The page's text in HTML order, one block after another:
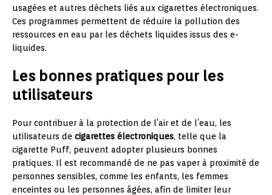
usagées et autres déchets liés aux cigarettes électroniques.
Ces programmes permettent de réduire la pollution des
ressources en eau par les déchets liquides issus des e-
liquides.
Les bonnes pratiques pour les
utilisateurs
Pour contribuer à la protection de l’air et de l’eau, les
utilisateurs de cigarettes électroniques, telle que la
cigarette Puff, peuvent adopter plusieurs bonnes
pratiques. Il est recommandé de ne pas vaper à proximité de
personnes sensibles, comme les enfants, les femmes
enceintes ou les personnes âgées, afin de limiter leur